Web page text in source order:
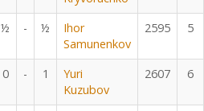
½ - ½
Ihor
Samunenkov
2595 5
0 - 1
Yuri
Kuzubov
2607 6